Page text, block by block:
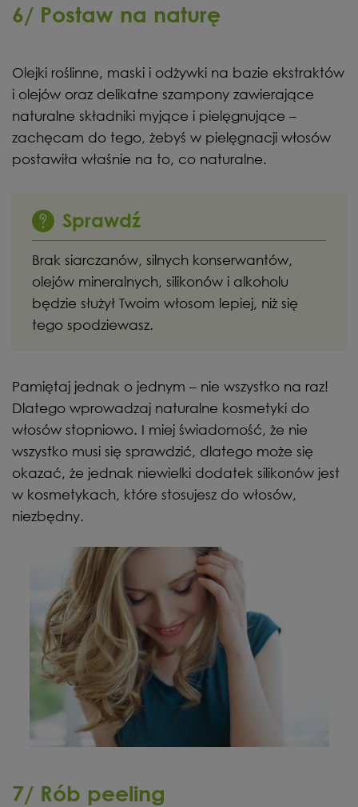
6/ Postaw na naturę
Olejki roślinne, maski i odżywki na bazie ekstraktów
i olejów oraz delikatne szampony zawierające
naturalne składniki myjące i pielęgnujące –
zachęcam do tego, żebyś w pielęgnacji włosów
postawiła właśnie na to, co naturalne.
Sprawdź
Brak siarczanów, silnych konserwantów,
olejów mineralnych, silikonów i alkoholu
będzie służył Twoim włosom lepiej, niż się
tego spodziewasz.
Pamiętaj jednak o jednym – nie wszystko na raz!
Dlatego wprowadzaj naturalne kosmetyki do
włosów stopniowo. I miej świadomość, że nie
wszystko musi się sprawdzić, dlatego może się
okazać, że jednak niewielki dodatek silikonów jest
w kosmetykach, które stosujesz do włosów,
niezbędny.
7/ Rób peeling